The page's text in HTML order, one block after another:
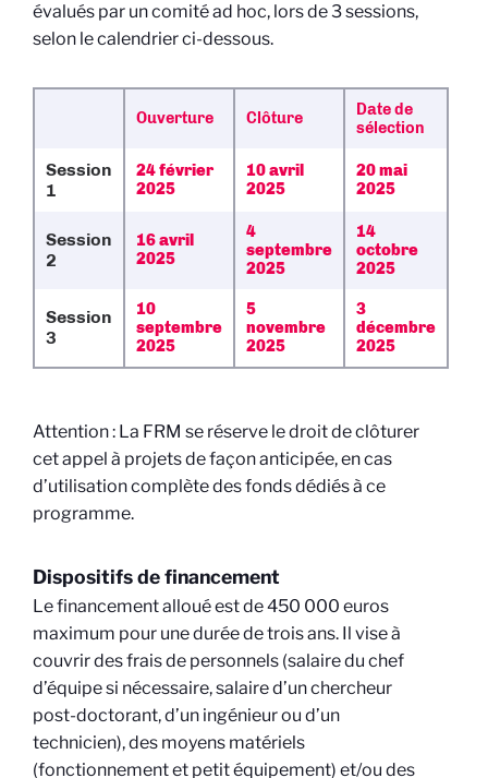
évalués par un comité ad hoc, lors de 3 sessions,
selon le calendrier ci-dessous.
Ouverture Clôture
Date de
sélection
Session
1
24 février
2025
10 avril
2025
20 mai
2025
Session
2
16 avril
2025
4
septembre
2025
14
octobre
2025
Session
3
10
septembre
2025
5
novembre
2025
3
décembre
2025
Attention : La FRM se réserve le droit de clôturer
cet appel à projets de façon anticipée, en cas
d’utilisation complète des fonds dédiés à ce
programme.
Dispositifs de financement
Le financement alloué est de 450 000 euros
maximum pour une durée de trois ans. Il vise à
couvrir des frais de personnels (salaire du chef
d’équipe si nécessaire, salaire d’un chercheur
post-doctorant, d’un ingénieur ou d’un
technicien), des moyens matériels
(fonctionnement et petit équipement) et/ou des